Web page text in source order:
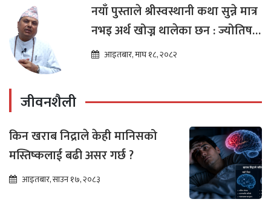
नयाँ पुस्ताले श्रीस्वस्थानी कथा सुन्ने मात्र
नभइ अर्थ खोज्न थालेका छन : ज्योतिष
तारा लोचन न्यौपाने
आइतबार, माघ १८, २०८२
जीवनशैली
किन खराब निद्राले केही मानिसको
मस्तिष्कलाई बढी असर गर्छ ?
आइतबार, साउन १७, २०८३